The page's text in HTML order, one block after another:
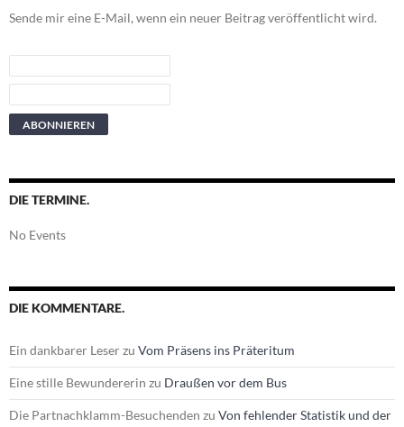
Sende mir eine E-Mail, wenn ein neuer Beitrag veröffentlicht wird.
DIE TERMINE.
No Events
DIE KOMMENTARE.
Ein dankbarer Leserzu Vom Präsens ins Präteritum
Eine stille Bewundererin zu Draußen vor dem Bus
Die Partnachklamm-Besuchenden zu Von fehlender Statistik und der